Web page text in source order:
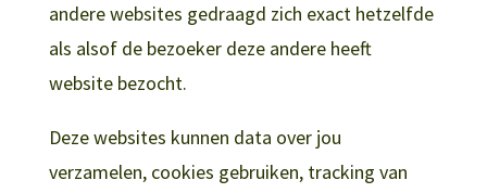
andere websites gedraagd zich exact hetzelfde
als alsof de bezoeker deze andere heeft
website bezocht.
Deze websites kunnen data over jou
verzamelen, cookies gebruiken, tracking van